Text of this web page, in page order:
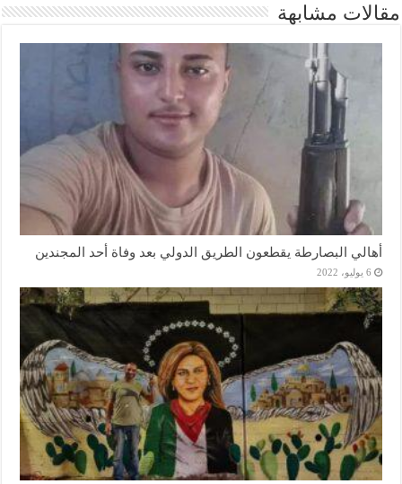
مقالات مشابهة
أهالي البصارطة يقطعون الطريق الدولي بعد وفاة أحد المجندين
6 يوليو، 2022